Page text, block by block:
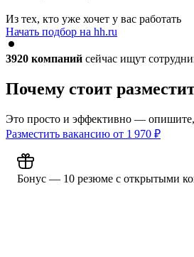
Из тех, кто уже хочет у вас работать
Начать подбор на hh.ru
3920 компаний сейчас ищут
Почему стоит
Это просто и эффективно —
Разместить вакансию от 1 970 ₽
Бонус — 10 резюме с открытыми